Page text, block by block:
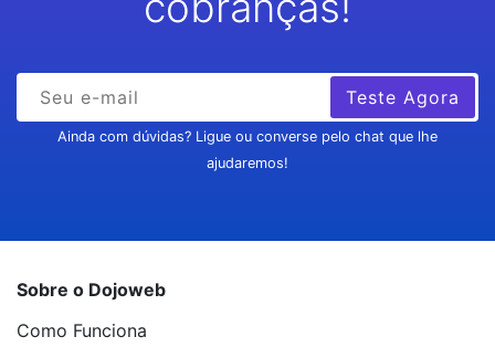
Teste Agora
Ainda com dúvidas? Ligue ou converse pelo chat que lhe
ajudaremos!
Sobre o Dojoweb
Como Funciona